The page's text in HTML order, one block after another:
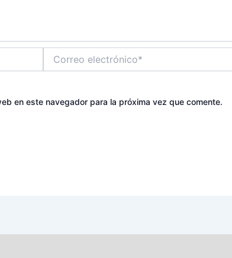
electrónico*
en este navegador para la próxima vez que comente.